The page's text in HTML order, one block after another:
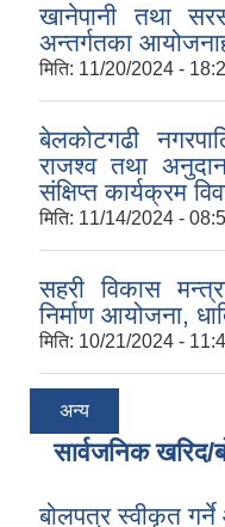
खानेपानी तथा
अन्तर्गतका
मिति: 11/20/2024 -
बेलकोटगढी
राजश्व तथा
संक्षिप्त कार्यक्रम
मिति: 11/14/2024 -
सहरी विकास
निर्माण आयोजना,
मिति: 10/21/2024 -
अन्य
सार्वजनिक
बोलपत्र स्वीकृत